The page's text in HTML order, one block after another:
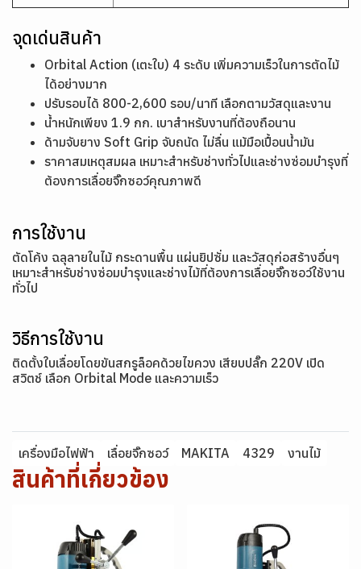
จุดเด่นสินค้า
Orbital Action (เตะใบ) 4 ระดับ เพิ่มความเร็วในการตัดไม้
ได้อย่างมาก
ปรับรอบได้ 800-2,600 รอบ/นาที เลือกตามวัสดุและงาน
น้ำหนักเพียง 1.9 กก. เบาสำหรับงานที่ต้องถือนาน
ด้ามจับยาง Soft Grip จับถนัด ไม่ลื่น แม้มือเปื้อนน้ำมัน
ราคาสมเหตุสมผล เหมาะสำหรับช่างทั่วไปและช่างซ่อมบำรุงที่
ต้องการเลื่อยจิ๊กซอว์คุณภาพดี
การใช้งาน
ตัดโค้ง ฉลุลายในไม้ กระดานพื้น แผ่นยิปซั่ม และวัสดุก่อสร้างอื่นๆ
เหมาะสำหรับช่างซ่อมบำรุงและช่างไม้ที่ต้องการเลื่อยจิ๊กซอว์ใช้งาน
ทั่วไป
วิธีการใช้งาน
ติดตั้งใบเลื่อยโดยขันสกรูล็อคด้วยไขควง เสียบปลั๊ก 220V เปิด
สวิตช์ เลือก Orbital Mode และความเร็ว
เครื่องมือไฟฟ้า เลื่อยจิ๊กซอว์ MAKITA 4329 งานไม้
สินค้าที่เกี่ยวข้อง